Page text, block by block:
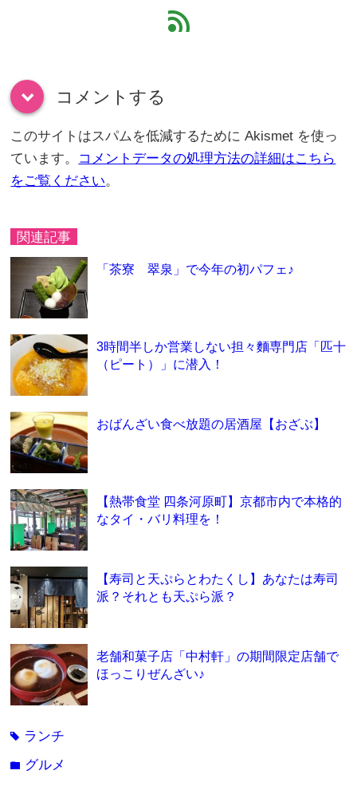
feed
down コメントする
このサイトはスパムを低減するために Akismet を使っ
ています。 コメントデータの処理方法の詳細はこちら
をご覧ください。
関連記事
「茶寮 翠泉」で今年の初パフェ♪
3時間半しか営業しない担々麵専門店「匹十
（ピート）」に潜入！
おばんざい食べ放題の居酒屋【おざぶ】
【熱帯食堂 四条河原町】京都市内で本格的
なタイ・バリ料理を！
【寿司と天ぷらとわたくし】あなたは寿司
派？それとも天ぷら派？
老舗和菓子店「中村軒」の期間限定店舗で
ほっこりぜんざい♪
tag ランチ
folder グルメ